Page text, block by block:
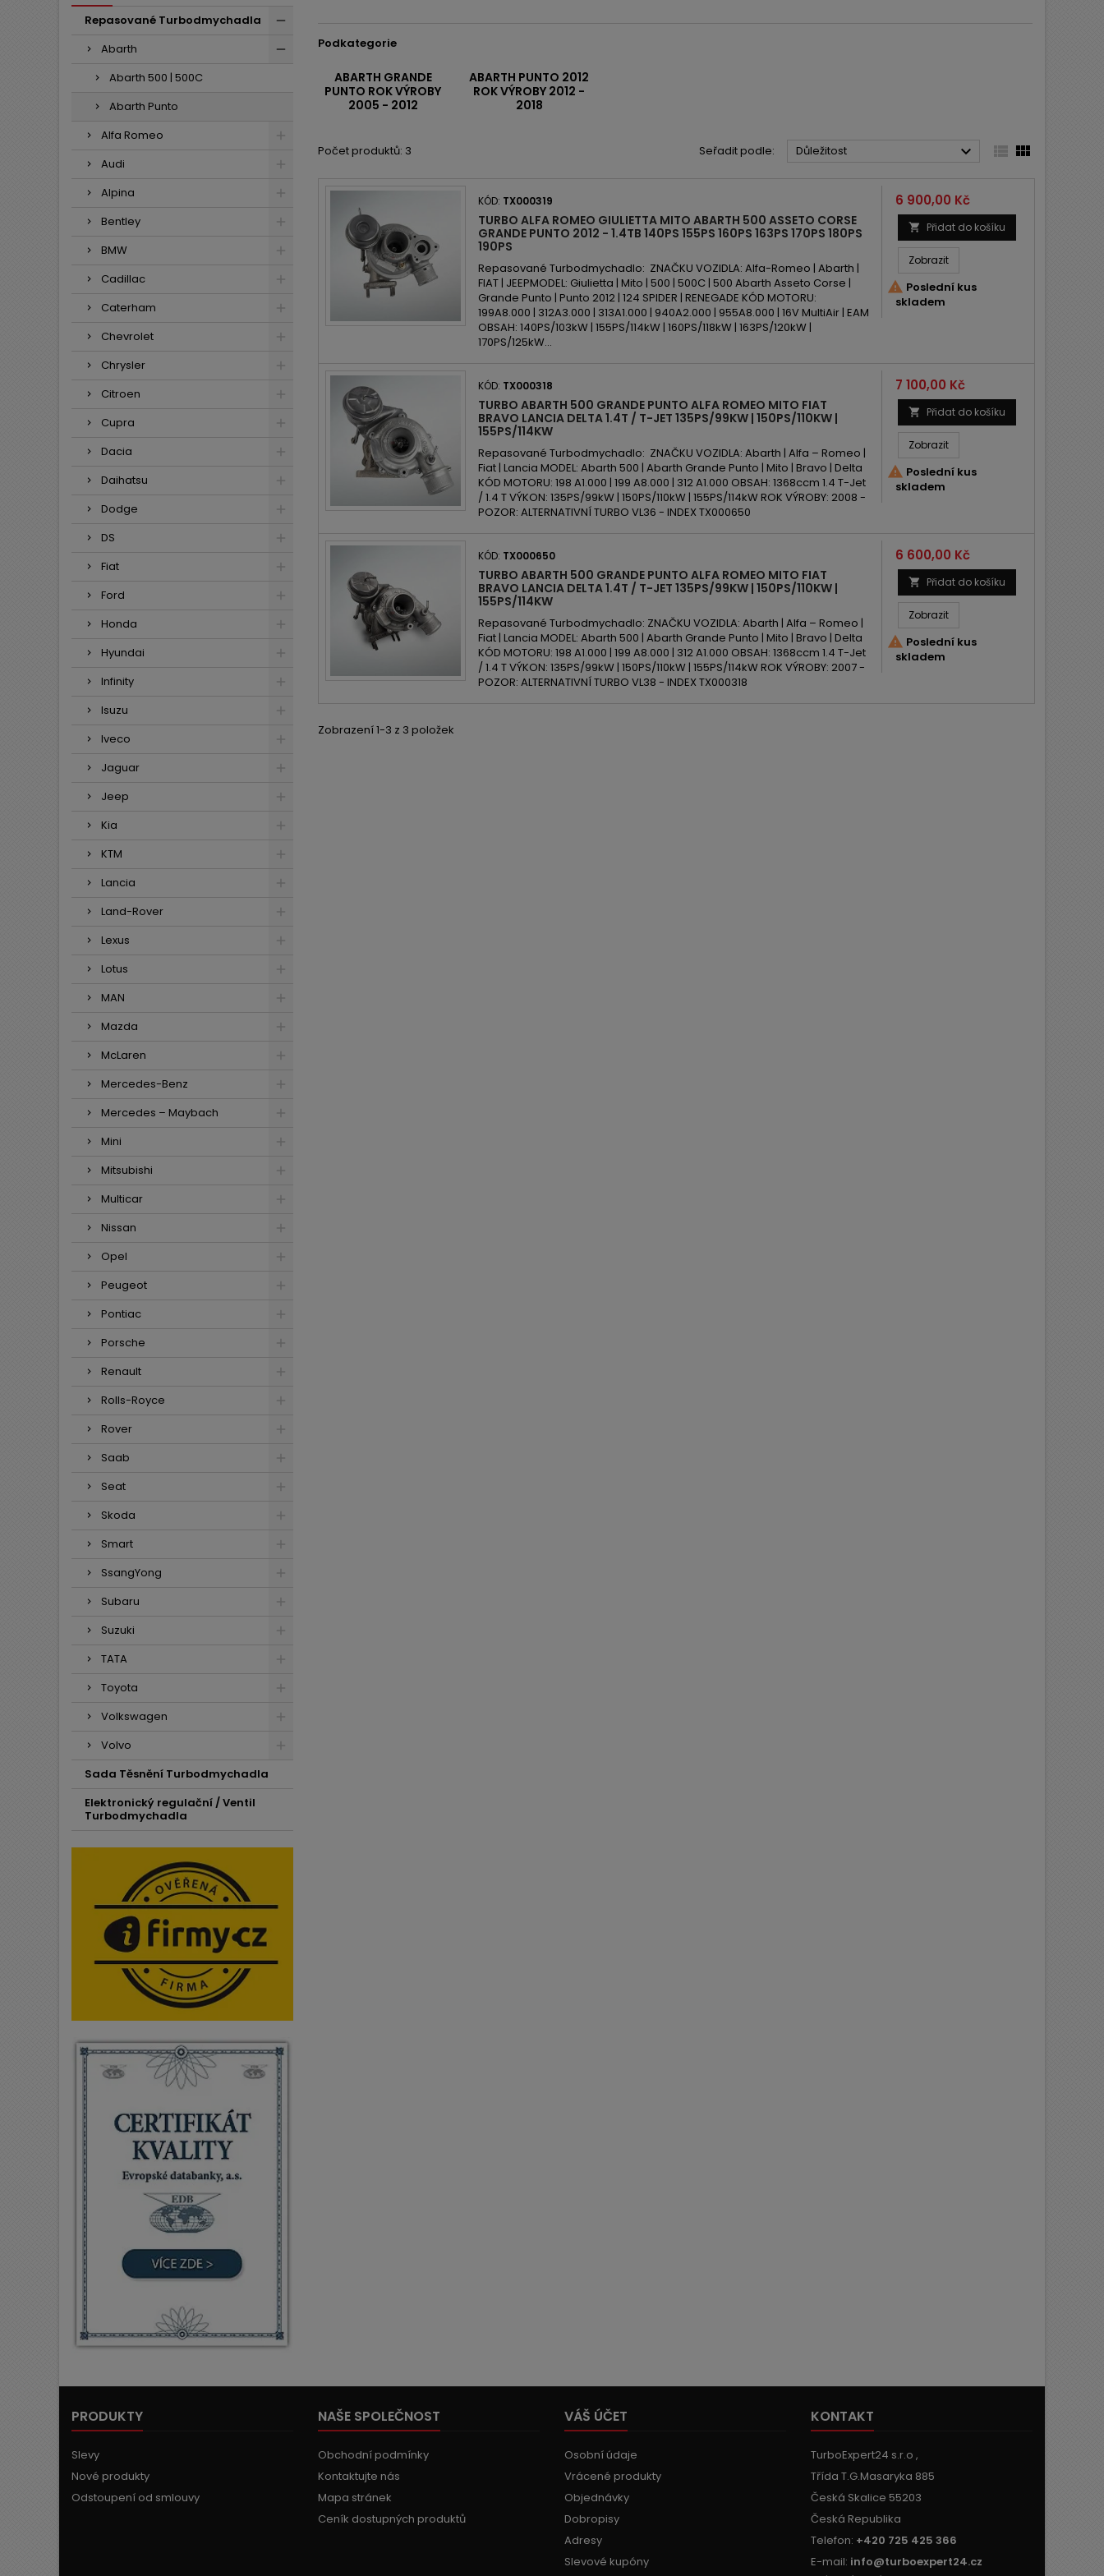
Repasované Turbodmychadla
Abarth
Abarth 500 | 500C
Abarth Punto
Alfa Romeo
Audi
Alpina
Bentley
BMW
Cadillac
Caterham
Chevrolet
Chrysler
Citroen
Cupra
Dacia
Daihatsu
Dodge
DS
Fiat
Ford
Honda
Hyundai
Infinity
Isuzu
Iveco
Jaguar
Jeep
Kia
KTM
Lancia
Land-Rover
Lexus
Lotus
MAN
Mazda
McLaren
Mercedes-Benz
Mercedes – Maybach
Mini
Mitsubishi
Multicar
Nissan
Opel
Peugeot
Pontiac
Porsche
Renault
Rolls-Royce
Rover
Saab
Seat
Skoda
Smart
SsangYong
Subaru
Suzuki
TATA
Toyota
Volkswagen
Volvo
Sada Těsnění Turbodmychadla
Elektronický regulační / Ventil
Turbodmychadla
Podkategorie
ABARTH GRANDE
PUNTO ROK VÝROBY
2005 - 2012
ABARTH PUNTO 2012
ROK VÝROBY 2012 -
2018
Počet produktů: 3 Seřadit podle: Důležitost   
KÓD: TX000319
TURBO ALFA ROMEO GIULIETTA MITO ABARTH 500 ASSETO CORSE
GRANDE PUNTO 2012 - 1.4TB 140PS 155PS 160PS 163PS 170PS 180PS
190PS
Repasované Turbodmychadlo: ZNAČKU VOZIDLA: Alfa-Romeo | Abarth |
FIAT | JEEPMODEL: Giulietta | Mito | 500 | 500C | 500 Abarth Asseto Corse |
Grande Punto | Punto 2012 | 124 SPIDER | RENEGADE KÓD MOTORU:
199A8.000 | 312A3.000 | 313A1.000 | 940A2.000 | 955A8.000 | 16V MultiAir | EAM
OBSAH: 140PS/103kW | 155PS/114kW | 160PS/118kW | 163PS/120kW |
170PS/125kW...
Cena
6 900,00 Kč
 Přidat do košíku
Zobrazit
 Poslední kus
skladem
KÓD: TX000318
TURBO ABARTH 500 GRANDE PUNTO ALFA ROMEO MITO FIAT
BRAVO LANCIA DELTA 1.4T / T-JET 135PS/99KW | 150PS/110KW |
155PS/114KW
Repasované Turbodmychadlo: ZNAČKU VOZIDLA: Abarth | Alfa – Romeo |
Fiat | Lancia MODEL: Abarth 500 | Abarth Grande Punto | Mito | Bravo | Delta
KÓD MOTORU: 198 A1.000 | 199 A8.000 | 312 A1.000 OBSAH: 1368ccm 1.4 T-Jet
/ 1.4 T VÝKON: 135PS/99kW | 150PS/110kW | 155PS/114kW ROK VÝROBY: 2008 -
POZOR: ALTERNATIVNÍ TURBO VL36 - INDEX TX000650
Cena
7 100,00 Kč
 Přidat do košíku
Zobrazit
 Poslední kus
skladem
KÓD: TX000650
TURBO ABARTH 500 GRANDE PUNTO ALFA ROMEO MITO FIAT
BRAVO LANCIA DELTA 1.4T / T-JET 135PS/99KW | 150PS/110KW |
155PS/114KW
Repasované Turbodmychadlo: ZNAČKU VOZIDLA: Abarth | Alfa – Romeo |
Fiat | Lancia MODEL: Abarth 500 | Abarth Grande Punto | Mito | Bravo | Delta
KÓD MOTORU: 198 A1.000 | 199 A8.000 | 312 A1.000 OBSAH: 1368ccm 1.4 T-Jet
/ 1.4 T VÝKON: 135PS/99kW | 150PS/110kW | 155PS/114kW ROK VÝROBY: 2007 -
POZOR: ALTERNATIVNÍ TURBO VL38 - INDEX TX000318
Cena
6 600,00 Kč
 Přidat do košíku
Zobrazit
 Poslední kus
skladem
Zobrazení 1-3 z 3 položek
PRODUKTY
Slevy
Nové produkty
Odstoupení od smlouvy
NAŠE SPOLEČNOST
Obchodní podmínky
Kontaktujte nás
Mapa stránek
Ceník dostupných produktů
VÁŠ ÚČET
Osobní údaje
Vrácené produkty
Objednávky
Dobropisy
Adresy
Slevové kupóny
KONTAKT
TurboExpert24 s.r.o ,
Třída T.G.Masaryka 885
Česká Skalice 55203
Česká Republika
Telefon: +420 725 425 366
E-mail: info@turboexpert24.cz